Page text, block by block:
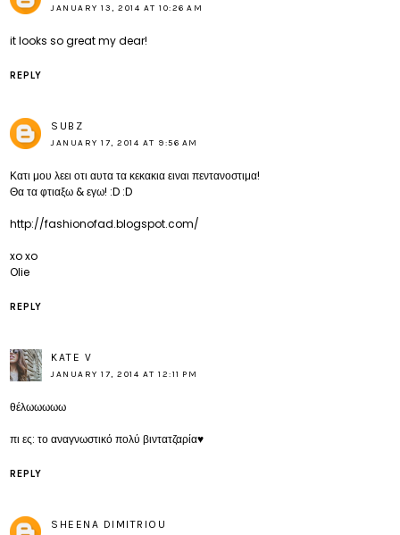
JANUARY 13, 2014 AT 10:26 AM
it looks so great my dear!
REPLY
SUBZ
JANUARY 17, 2014 AT 9:56 AM
Κατι μου λεει οτι αυτα τα κεκακια ειναι πεντανοστιμα!
Θα τα φτιαξω & εγω! :D :D
http://fashionofad.blogspot.com/
xo xo
Olie
REPLY
KATE V
JANUARY 17, 2014 AT 12:11 PM
θέλωωωωω
πι ες: το αναγνωστικό πολύ βιντατζαρία♥
REPLY
SHEENA DIMITRIOU